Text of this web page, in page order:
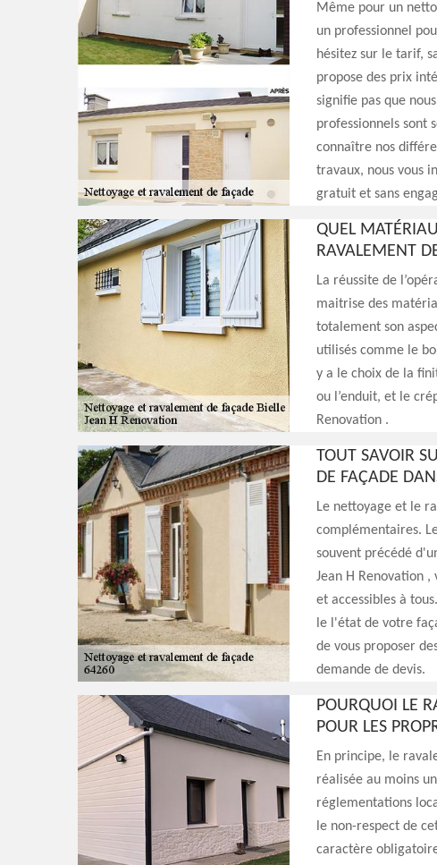
Même pour un
un professionnel
hésitez sur le tarif,
propose des prix
signifie pas que
professionnels sont
connaître nos
travaux, nous vous
gratuit et sans
QUEL
RAVALEMENT
La réussite de
maitrise des
totalement son
utilisés comme le
y a le choix de la
ou l’enduit, et le
Renovation .
TOUT SAVOIR
DE FAÇADE
Le nettoyage et le
complémentaires.
souvent précédé
Jean H Renovation
et accessibles à
le l'état de votre
de vous proposer
demande de devis.
POURQUOI LE
POUR LES
En principe, le
réalisée au moins
réglementations
le non-respect de
caractère